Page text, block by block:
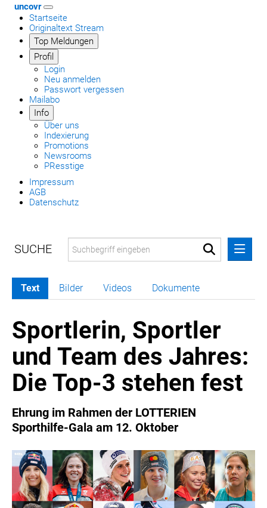
uncovr
Startseite
Originaltext Stream
Top Meldungen
Profil
Login
Neu anmelden
Passwort vergessen
Mailabo
Info
Über uns
Indexierung
Promotions
Newsrooms
PResstige
Impressum
AGB
Datenschutz
MELDUNGEN
COCA-COLA
COCA-COLA HBC ÖSTERREICH
RÖMERQUELLE
ÖSTERREICHISCHE SPORTHILFE
BARFLY'S CLUB
SPORTS MEDIA AUSTRIA
CULINARIUS
RECYCLEMICH-INITIATIVE
VIER HOCH VIER
ALFIES
Text Bilder Videos Dokumente
Sportlerin, Sportler
und Team des Jahres:
Die Top-3 stehen fest
Ehrung im Rahmen der LOTTERIEN
Sporthilfe-Gala am 12. Oktober